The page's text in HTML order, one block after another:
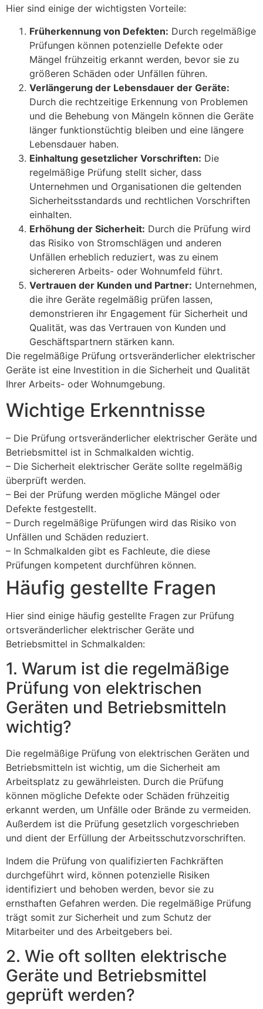
Hier sind einige der wichtigsten Vorteile:
Früherkennung von Defekten: Durch regelmäßige
Prüfungen können potenzielle Defekte oder
Mängel frühzeitig erkannt werden, bevor sie zu
größeren Schäden oder Unfällen führen.
Verlängerung der Lebensdauer der Geräte:
Durch die rechtzeitige Erkennung von Problemen
und die Behebung von Mängeln können die Geräte
länger funktionstüchtig bleiben und eine längere
Lebensdauer haben.
Einhaltung gesetzlicher Vorschriften: Die
regelmäßige Prüfung stellt sicher, dass
Unternehmen und Organisationen die geltenden
Sicherheitsstandards und rechtlichen Vorschriften
einhalten.
Erhöhung der Sicherheit: Durch die Prüfung wird
das Risiko von Stromschlägen und anderen
Unfällen erheblich reduziert, was zu einem
sichereren Arbeits- oder Wohnumfeld führt.
Vertrauen der Kunden und Partner: Unternehmen,
die ihre Geräte regelmäßig prüfen lassen,
demonstrieren ihr Engagement für Sicherheit und
Qualität, was das Vertrauen von Kunden und
Geschäftspartnern stärken kann.
Die regelmäßige Prüfung ortsveränderlicher elektrischer
Geräte ist eine Investition in die Sicherheit und Qualität
Ihrer Arbeits- oder Wohnumgebung.
Wichtige Erkenntnisse
– Die Prüfung ortsveränderlicher elektrischer Geräte und
Betriebsmittel ist in Schmalkalden wichtig.
– Die Sicherheit elektrischer Geräte sollte regelmäßig
überprüft werden.
– Bei der Prüfung werden mögliche Mängel oder
Defekte festgestellt.
– Durch regelmäßige Prüfungen wird das Risiko von
Unfällen und Schäden reduziert.
– In Schmalkalden gibt es Fachleute, die diese
Prüfungen kompetent durchführen können.
Häufig gestellte Fragen
Hier sind einige häufig gestellte Fragen zur Prüfung
ortsveränderlicher elektrischer Geräte und
Betriebsmittel in Schmalkalden:
1. Warum ist die regelmäßige
Prüfung von elektrischen
Geräten und Betriebsmitteln
wichtig?
Die regelmäßige Prüfung von elektrischen Geräten und
Betriebsmitteln ist wichtig, um die Sicherheit am
Arbeitsplatz zu gewährleisten. Durch die Prüfung
können mögliche Defekte oder Schäden frühzeitig
erkannt werden, um Unfälle oder Brände zu vermeiden.
Außerdem ist die Prüfung gesetzlich vorgeschrieben
und dient der Erfüllung der Arbeitsschutzvorschriften.
Indem die Prüfung von qualifizierten Fachkräften
durchgeführt wird, können potenzielle Risiken
identifiziert und behoben werden, bevor sie zu
ernsthaften Gefahren werden. Die regelmäßige Prüfung
trägt somit zur Sicherheit und zum Schutz der
Mitarbeiter und des Arbeitgebers bei.
2. Wie oft sollten elektrische
Geräte und Betriebsmittel
geprüft werden?